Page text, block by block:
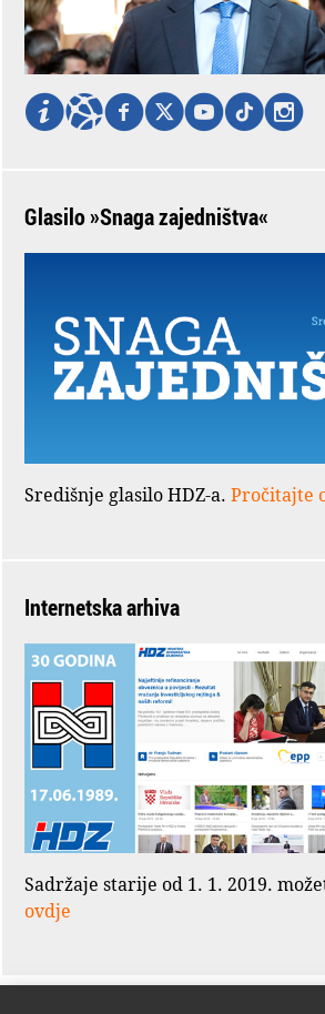
Glasilo »Snaga zajedništva«
Središnje glasilo HDZ-a. Pročitajte
Internetska arhiva
Sadržaje starije od 1. 1. 2019.
ovdje